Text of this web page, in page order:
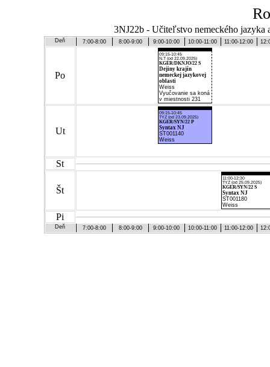
3NJ22b - Učiteľstvo nemeckého jazyka
Deň 7:00-8:00 8:00-9:00 9:00-10:00 10:00-11:00 11:00-12:00
Po
09:15-10:45
N.T (od 22.09.2025)
KGER/DKNJO/22 S
Dejiny krajín
nemeckej jazykovej
oblasti
Weiss
Vyučovanie sa koná
v miestnosti 231
Ut
09:15-10:45
TYZ (od 23.09.2025)
KGER/SYN/22 P
Syntax NJ
ST001140
Weiss
St
Št
11:00-12:30
TYZ (od 25.09.2025)
KGER/SYN/22 S
Syntax NJ
ST001180
Weiss
Pi
Deň 7:00-8:00 8:00-9:00 9:00-10:00 10:00-11:00 11:00-12:00